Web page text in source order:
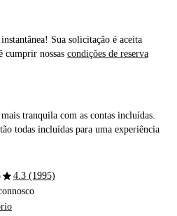
Sua solicitação é aceita
cumprir nossas condições de reserva
tranquila com as contas incluídas.
todas incluídas para uma experiência
star4.3 (1995)